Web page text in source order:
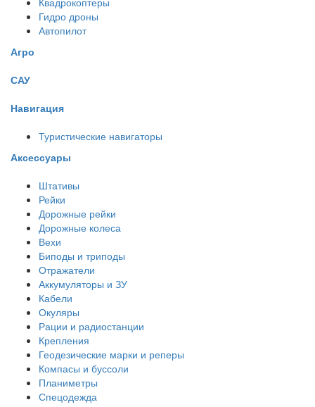
Гидро дроны
Автопилот
Агро
САУ
Навигация
Туристические навигаторы
Аксессуары
Штативы
Рейки
Дорожные рейки
Дорожные колеса
Вехи
Биподы и триподы
Отражатели
Аккумуляторы и ЗУ
Кабели
Окуляры
Рации и радиостанции
Крепления
Геодезические марки и реперы
Компасы и буссоли
Планиметры
Спецодежда